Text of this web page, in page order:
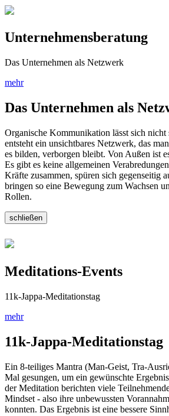
Unternehmensberatung
Das Unternehmen als Netzwerk
mehr
Das Unternehmen als
Organische Kommunikation lässt sich nicht
entsteht ein unsichtbares Netzwerk, das
es bilden, verborgen bleibt. Von Außen ist
Es gibt es keine allgemeinen
Kräfte zusammen, spüren sich gegenseitig
bringen so eine Bewegung zum Wachsen
Rollen.
schließen
Meditations-Events
11k-Jappa-Meditationstag
mehr
11k-Jappa-Meditationstag
Ein 8-teiliges Mantra (Man-Geist, Tra-
Mal gesungen, um ein gewünschte
der Meditation berichten viele
Mindset - also ihre unbewussten
konnten. Das Ergebnis ist eine bessere